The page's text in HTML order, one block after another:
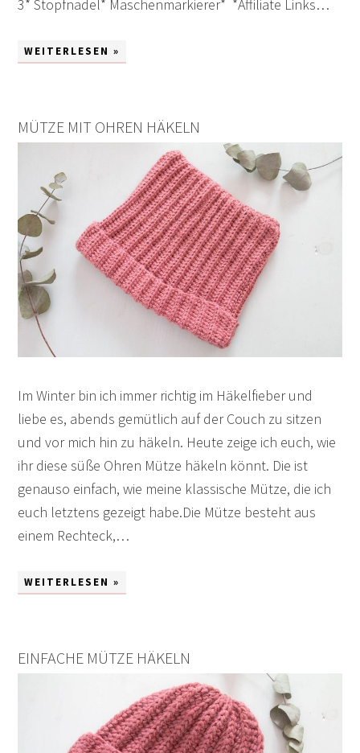
3* Stopfnadel* Maschenmarkierer* *Affiliate Links…
WEITERLESEN »
MÜTZE MIT OHREN HÄKELN
Im Winter bin ich immer richtig im Häkelfieber und
liebe es, abends gemütlich auf der Couch zu sitzen
und vor mich hin zu häkeln. Heute zeige ich euch, wie
ihr diese süße Ohren Mütze häkeln könnt. Die ist
genauso einfach, wie meine klassische Mütze, die ich
euch letztens gezeigt habe.Die Mütze besteht aus
einem Rechteck,…
WEITERLESEN »
EINFACHE MÜTZE HÄKELN